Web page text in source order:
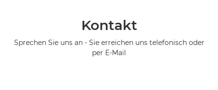
Kontakt
Sprechen Sie uns an - Sie erreichen uns telefonisch oder
per E-Mail